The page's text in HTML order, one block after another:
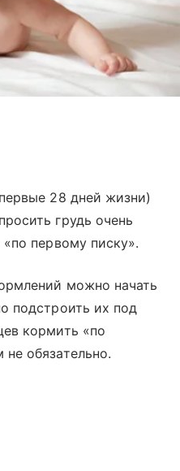
28 дней жизни)
грудь очень
первому писку».
можно начать
подстроить их под
кормить «по
обязательно.